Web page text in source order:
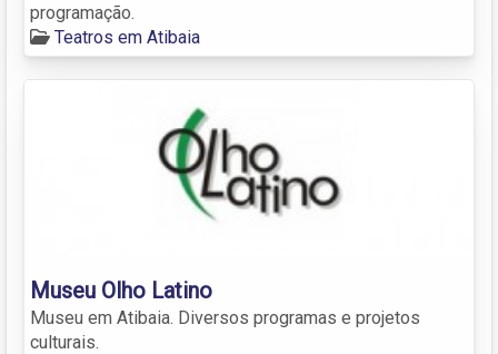
programação.
Teatros em Atibaia
Museu Olho Latino
Museu em Atibaia. Diversos programas e projetos
culturais.